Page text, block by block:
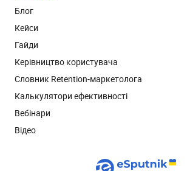
Блог
Кейси
Гайди
Керівництво користувача
Словник Retention-маркетолога
Калькулятори ефективності
Вебінари
Відео